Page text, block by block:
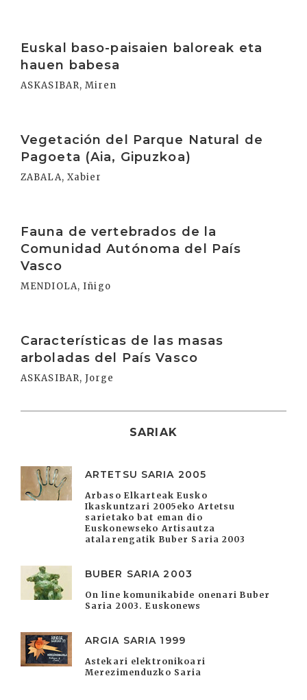
Euskal baso-paisaien baloreak eta
hauen babesa
ASKASIBAR, Miren
Vegetación del Parque Natural de
Pagoeta (Aia, Gipuzkoa)
ZABALA, Xabier
Fauna de vertebrados de la
Comunidad Autónoma del País
Vasco
MENDIOLA, Iñigo
Características de las masas
arboladas del País Vasco
ASKASIBAR, Jorge
SARIAK
ARTETSU SARIA 2005
Arbaso Elkarteak Eusko
Ikaskuntzari 2005eko Artetsu
sarietako bat eman dio
Euskonewseko Artisautza
atalarengatik Buber Saria 2003
BUBER SARIA 2003
On line komunikabide onenari Buber
Saria 2003. Euskonews
ARGIA SARIA 1999
Astekari elektronikoari
Merezimenduzko Saria